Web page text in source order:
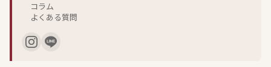
コラム
よくある質問